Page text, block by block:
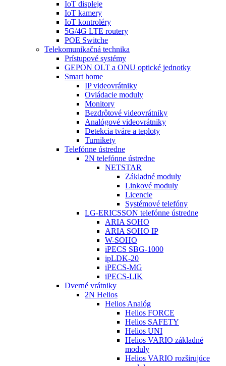
IoT displeje
IoT kamery
IoT kontroléry
5G/4G LTE routery
POE Switche
Telekomunikačná technika
Prístupové systémy
GEPON OLT a ONU optické jednotky
Smart home
IP videovrátniky
Ovládacie moduly
Monitory
Bezdrôtové videovrátniky
Analógové videovrátniky
Detekcia tváre a teploty
Turnikety
Telefónne ústredne
2N telefónne ústredne
NETSTAR
Základné moduly
Linkové moduly
Licencie
Systémové telefóny
LG-ERICSSON telefónne ústredne
ARIA SOHO
ARIA SOHO IP
W-SOHO
iPECS SBG-1000
ipLDK-20
iPECS-MG
iPECS-LIK
Dverné vrátniky
2N Helios
Helios Analóg
Helios FORCE
Helios SAFETY
Helios UNI
Helios VARIO základné
moduly
Helios VARIO rozširujúce